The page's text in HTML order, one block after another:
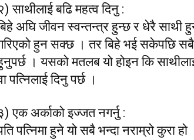
साथीलाई बढि महत्व दिनु :
अघि जीवन स्वन्तन्त्र हुन्छ र धेरै
हुन सक्छ । तर बिहे भई सकेपछि
। यसको मतलब यो होइन कि
पत्निलाई दिनु पर्छ ।
एक अर्काको इज्जत नगर्नु :
पत्निमा हुने यो सबै भन्दा नराम्रो